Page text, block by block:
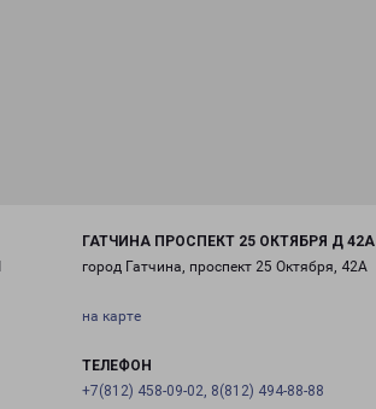
ГАТЧИНА ПРОСПЕКТ 25 ОКТЯБРЯ Д 42А
город Гатчина, проспект 25 Октября, 42А
на карте
ТЕЛЕФОН
+7(812) 458-09-02, 8(812) 494-88-88